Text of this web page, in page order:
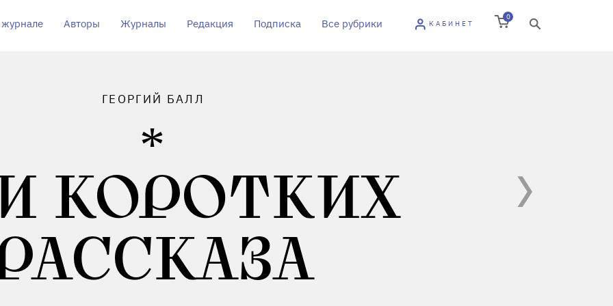
Авторы Журналы Редакция Подписка Все рубрики КАБИНЕТ
0
ГЕОРГИЙ БАЛЛ
КОРОТКИХ